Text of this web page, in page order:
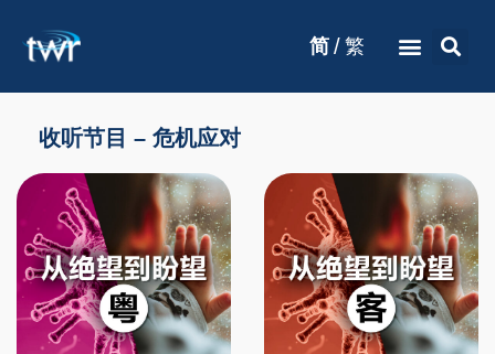
简 / 繁
收听节目 – 危机应对